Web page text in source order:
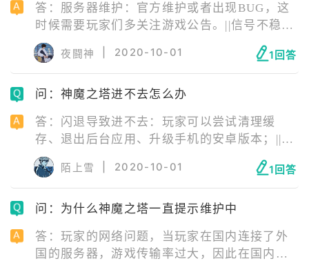
答：服务器维护：官方维护或者出现BUG，这
时候需要玩家们多关注游戏公告。||信号不稳
定：尽量打开4G进行游戏，WIFI需要找到信号
强的源头才行。||版本问题：不正式的版本，玩
家们也可以尝试下最新版游戏。||手机内存不
足，或存在游戏缓存：清理一下运行内存和手
夜闘神 2020-10-01 1回答
问：神魔之塔进不去怎么办
答：闪退导致进不去：玩家可以尝试清理缓
存、退出后台应用、升级手机的安卓版本；||网
络问题：检查一下自己的网络，如果不能正常
联网，更换网络环境尝试即可，比如从移动网
络切换为Wifi，或者从Wifi切换为移动网络；||
服务器维护：等待服务器维护好即可；||安装包
装。
陌上雪 2020-10-01 1回答
问：为什么神魔之塔一直提示维护中
答：玩家的网络问题，当玩家在国内连接了外
国的服务器，游戏传输率过大，因此在国内的